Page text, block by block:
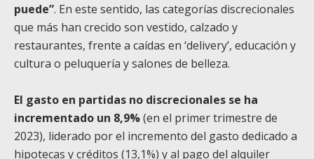
puede”. En este sentido, las categorías discrecionales
que más han crecido son vestido, calzado y
restaurantes, frente a caídas en ‘delivery’, educación y
cultura o peluquería y salones de belleza.
El gasto en partidas no discrecionales se ha
incrementado un 8,9%(en el primer trimestre de
2023), liderado por el incremento del gasto dedicado a
hipotecas y créditos (13,1%) y al pago del alquiler